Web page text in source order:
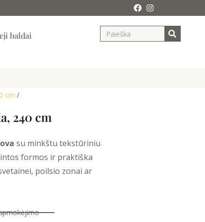
baldai Search
cm /
240 cm
su minkštu tekstūriniu
formos ir praktiška
poilsio zonai ar